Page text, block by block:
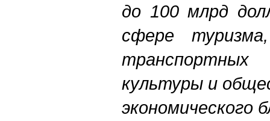
до 100 млрд
сфере
культуры и
экономического